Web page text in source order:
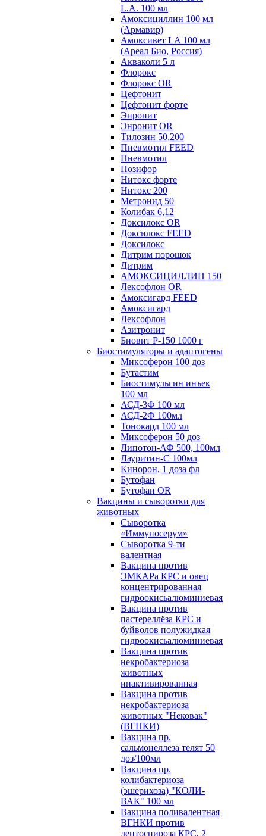
L.A. 100 мл
Амоксициллин 100 мл
(Армавир)
Амоксивет LA 100 мл
(Ареал Био, Россия)
Акваколи 5 л
Флорокс
Флорокс OR
Цефтонит
Цефтонит форте
Энронит
Энронит OR
Тилозин 50,200
Пневмотил FEED
Пневмотил
Нозифор
Нитокс форте
Нитокс 200
Метронид 50
Колибак 6,12
Доксилокс OR
Доксилокс FEED
Доксилокс
Дитрим порошок
Дитрим
АМОКСИЦИЛЛИН 150
Лексофлон OR
Амоксигард FEED
Амоксигард
Лексофлон
Азитронит
Биовит Р-150 1000 г
Биостимуляторы и адаптогены
Миксоферон 100 доз
Бутастим
Биостимульгин инъек
100 мл
АСД-3Ф 100 мл
АСД-2Ф 100мл
Тонокард 100 мл
Миксоферон 50 доз
Липотон-АФ 500, 100мл
Лауритин-С 100мл
Кинорон, 1 доза фл
Бутофан
Бутофан OR
Вакцины и сыворотки для
животных
Сыворотка
«Иммуносерум»
Сыворотка 9-ти
валентная
Вакцина против
ЭМКАРа КРС и овец
концентрированная
гидроокисьалюминиевая
Вакцина против
пастереллёза КРС и
буйволов полужидкая
гидроокисьалюминиевая
Вакцина против
некробактериоза
животных
инактивированная
Вакцина против
некробактериоза
животных "Нековак"
(ВГНКИ)
Вакцина пр.
сальмонеллеза телят 50
доз/100мл
Вакцина пр.
колибактериоза
(эшерихоза) "КОЛИ-
ВАК" 100 мл
Вакцина поливалентная
ВГНКИ против
лептоспироза КРС, 2